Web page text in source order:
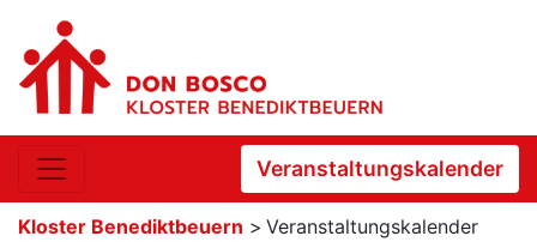
Veranstaltungskalender
Kloster Benediktbeuern > Veranstaltungskalender